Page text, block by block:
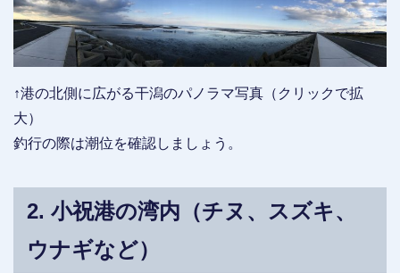
↑港の北側に広がる干潟のパノラマ写真（クリックで拡
大）
釣行の際は潮位を確認しましょう。
2. 小祝港の湾内（チヌ、スズキ、
ウナギなど）